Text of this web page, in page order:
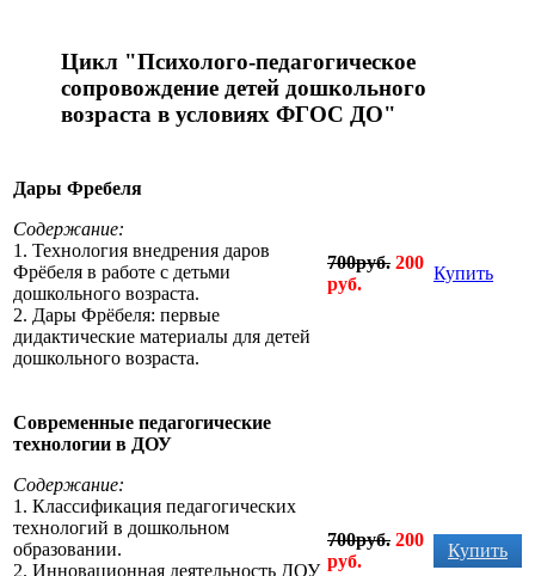
Цикл "Психолого-педагогическое
сопровождение детей дошкольного
возраста в условиях ФГОС ДО"
Дары Фребеля
Содержание:
1. Технология внедрения даров
Фрёбеля в работе с детьми
дошкольного возраста.
2. Дары Фрёбеля: первые
дидактические материалы для детей
дошкольного возраста.
700руб. 200
руб.
Купить
Современные педагогические
технологии в ДОУ
Содержание:
1. Классификация педагогических
технологий в дошкольном
образовании.
2. Инновационная деятельность ДОУ
700руб. 200
руб.
Купить